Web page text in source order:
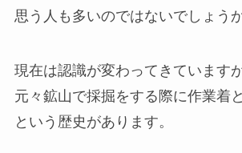
思う人も多いのではないでしょうか
現在は認識が変わってきています
元々鉱山で採掘をする際に作業着
という歴史があります。